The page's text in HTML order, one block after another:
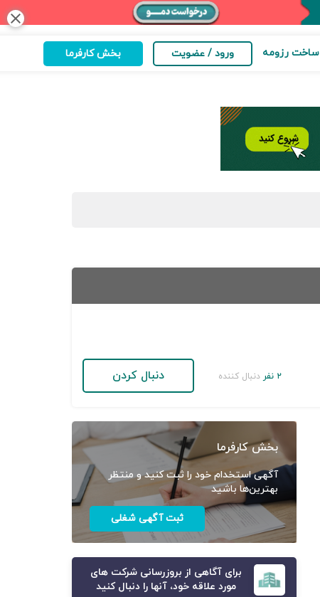
close
ساخت رزومه ورود / عضویت بخش کارفرما
۲ نفر دنبال کننده دنبال کردن
بخش کارفرما
آگهی استخدام خود را ثبت کنید و منتظر
بهترین‌ها باشید
ثبت آگهی شغلی
برای آگاهی از بروزرسانی شرکت های
مورد علاقه خود، آنها را دنبال کنید